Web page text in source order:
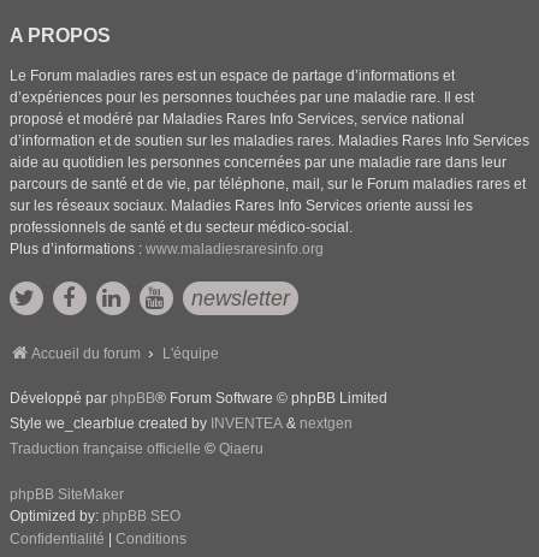
A PROPOS
Le Forum maladies rares est un espace de partage d’informations et
d’expériences pour les personnes touchées par une maladie rare. Il est
proposé et modéré par Maladies Rares Info Services, service national
d’information et de soutien sur les maladies rares. Maladies Rares Info Services
aide au quotidien les personnes concernées par une maladie rare dans leur
parcours de santé et de vie, par téléphone, mail, sur le Forum maladies rares et
sur les réseaux sociaux. Maladies Rares Info Services oriente aussi les
professionnels de santé et du secteur médico-social.
Plus d’informations : www.maladiesraresinfo.org
newsletter
Accueil du forum L'équipe
Développé par phpBB® Forum Software © phpBB Limited
Style we_clearblue created by INVENTEA & nextgen
Traduction française officielle © Qiaeru
phpBB SiteMaker
Optimized by: phpBB SEO
Confidentialité
Conditions